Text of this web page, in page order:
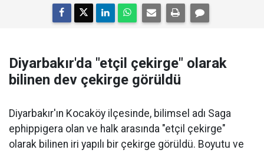
Diyarbakır'da "etçil çekirge" olarak
bilinen dev çekirge görüldü
Diyarbakır'ın Kocaköy ilçesinde, bilimsel adı Saga
ephippigera olan ve halk arasında "etçil çekirge"
olarak bilinen iri yapılı bir çekirge görüldü. Boyutu ve